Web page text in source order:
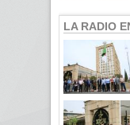
LA RADIO